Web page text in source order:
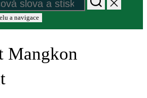
a navigace
Mangkon